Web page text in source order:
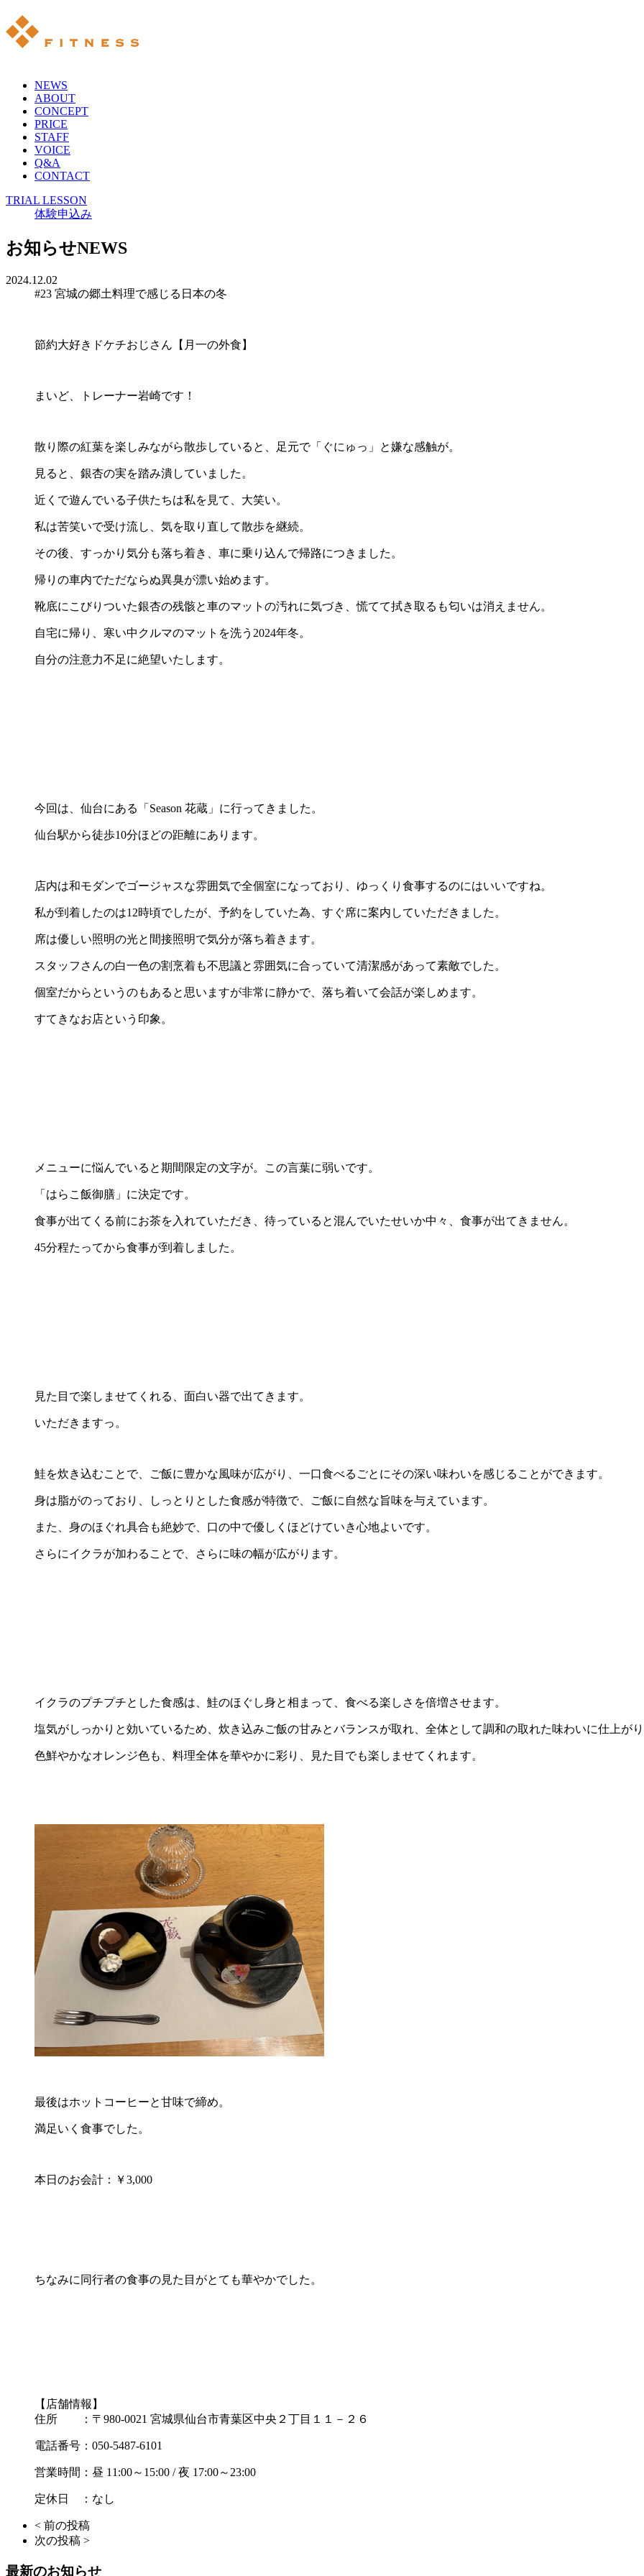
NEWS
ABOUT
CONCEPT
PRICE
STAFF
VOICE
Q&A
CONTACT
TRIAL LESSON
体験申込み
お知らせNEWS
2024.12.02
#23 宮城の郷土料理で感じる日本の冬
節約大好きドケチおじさん【月一の外食】
まいど、トレーナー岩崎です！
散り際の紅葉を楽しみながら散歩していると、足元で「ぐにゅっ」と嫌な感触が。
見ると、銀杏の実を踏み潰していました。
近くで遊んでいる子供たちは私を見て、大笑い。
私は苦笑いで受け流し、気を取り直して散歩を継続。
その後、すっかり気分も落ち着き、車に乗り込んで帰路につきました。
帰りの車内でただならぬ異臭が漂い始めます。
靴底にこびりついた銀杏の残骸と車のマットの汚れに気づき、慌てて拭き取るも匂いは消えません。
自宅に帰り、寒い中クルマのマットを洗う2024年冬。
自分の注意力不足に絶望いたします。
今回は、仙台にある「Season 花蔵」に行ってきました。
仙台駅から徒歩10分ほどの距離にあります。
店内は和モダンでゴージャスな雰囲気で全個室になっており、ゆっくり食事するのにはいいですね。
私が到着したのは12時頃でしたが、予約をしていた為、すぐ席に案内していただきました。
席は優しい照明の光と間接照明で気分が落ち着きます。
スタッフさんの白一色の割烹着も不思議と雰囲気に合っていて清潔感があって素敵でした。
個室だからというのもあると思いますが非常に静かで、落ち着いて会話が楽しめます。
すてきなお店という印象。
メニューに悩んでいると期間限定の文字が。この言葉に弱いです。
「はらこ飯御膳」に決定です。
食事が出てくる前にお茶を入れていただき、待っていると混んでいたせいか中々、食事が出てきません。
45分程たってから食事が到着しました。
見た目で楽しませてくれる、面白い器で出てきます。
いただきますっ。
鮭を炊き込むことで、ご飯に豊かな風味が広がり、一口食べるごとにその深い味わいを感じることができます。
身は脂がのっており、しっとりとした食感が特徴で、ご飯に自然な旨味を与えています。
また、身のほぐれ具合も絶妙で、口の中で優しくほどけていき心地よいです。
さらにイクラが加わることで、さらに味の幅が広がります。
イクラのプチプチとした食感は、鮭のほぐし身と相まって、食べる楽しさを倍増させます。
塩気がしっかりと効いているため、炊き込みご飯の甘みとバランスが取れ、全体として調和の取れた味わいに仕上が
色鮮やかなオレンジ色も、料理全体を華やかに彩り、見た目でも楽しませてくれます。
最後はホットコーヒーと甘味で締め。
満足いく食事でした。
本日のお会計：￥3,000
ちなみに同行者の食事の見た目がとても華やかでした。
【店舗情報】
住所 ：〒980-0021 宮城県仙台市青葉区中央２丁目１１－２６
電話番号：050-5487-6101
営業時間：昼 11:00～15:00 / 夜 17:00～23:00
定休日 ：なし
< 前の投稿
次の投稿 >
最新のお知らせ